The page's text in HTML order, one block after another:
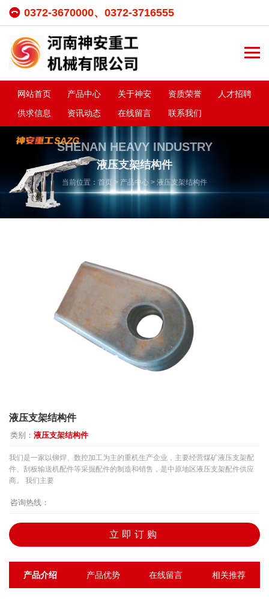
0372-3670000、0372-3716555
网站首页 产品中心 关于神安 资质荣誉
人才招聘
供求信息
资讯动态 在线留言 联系我们
SHENAN HEAVY INDUSTRY
液压支架结构件
当前位置： 首页 > 产品中心 > 液压支架结构件
液压支架结构件
类别： 液压支架结构件
我们是一家以铆焊、数控加工为主的重机生产企业，主要经营煤矿液压支架配
件、刮板输送机配件等采掘配件的制造和销售，是中原地区液压支架配件供应
商。 我们主要
咨询热线：
立即订购
产品介绍 产品优势 在线留言 相关推荐